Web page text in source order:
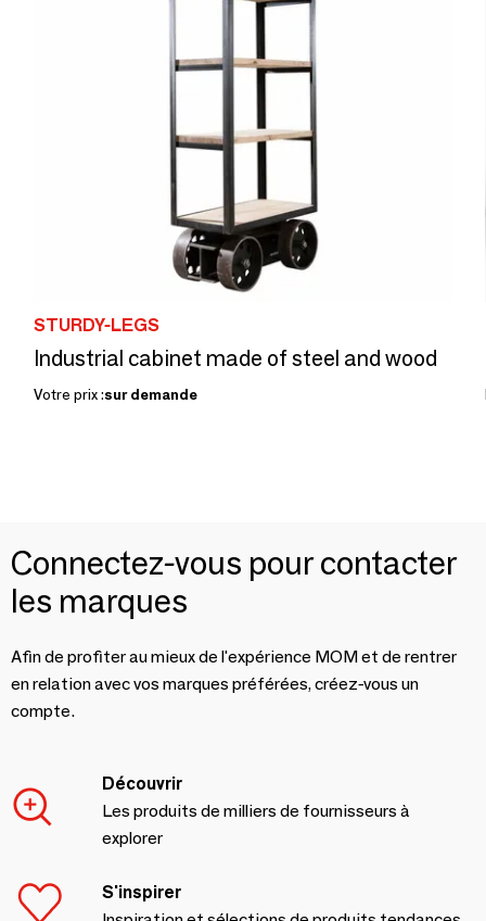
STURDY-LEGS
Industrial cabinet made of steel and wood
Votre prix :sur demande
Connectez-vous pour contacter
les marques
Afin de profiter au mieux de l'expérience MOM et de rentrer
en relation avec vos marques préférées, créez-vous un
compte.
Découvrir
Les produits de milliers de fournisseurs à
explorer
S'inspirer